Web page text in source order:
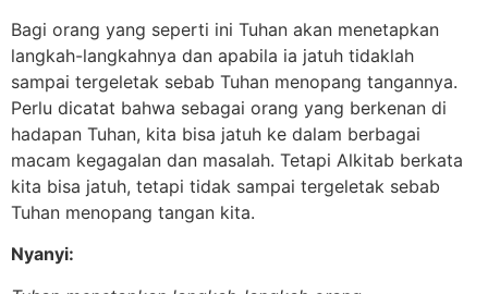
Bagi orang yang seperti ini Tuhan akan menetapkan
langkah-langkahnya dan apabila ia jatuh tidaklah
sampai tergeletak sebab Tuhan menopang tangannya.
Perlu dicatat bahwa sebagai orang yang berkenan di
hadapan Tuhan, kita bisa jatuh ke dalam berbagai
macam kegagalan dan masalah. Tetapi Alkitab berkata
kita bisa jatuh, tetapi tidak sampai tergeletak sebab
Tuhan menopang tangan kita.
Nyanyi: